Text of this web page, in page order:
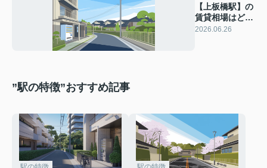
【上板橋駅】の
賃貸相場はどれ
くらい？住みや
2026.06.26
”駅の特徴”おすすめ記事